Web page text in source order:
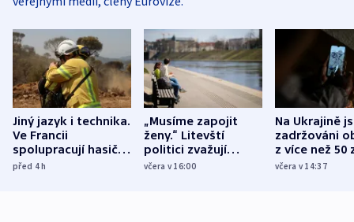
Jiný jazyk i technika.
Ve Francii
spolupracují hasiči z
různých zemí
před 4h
„Musíme zapojit
ženy.“ Litevští
politici zvažují
dohodu o
včera v 16:00
Na Ukrajině
zadržováni
z více než 50
Bojovali na
včera v 14:37